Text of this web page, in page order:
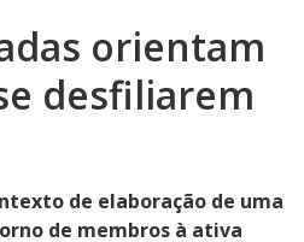
orientam
desfiliarem
de elaboração de uma
de membros à ativa